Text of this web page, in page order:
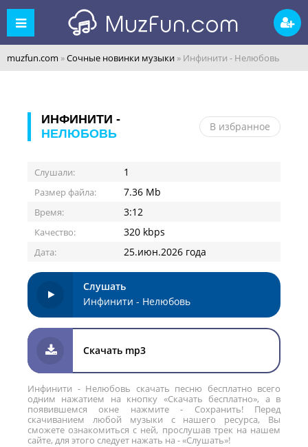
muzfun.com »Сочные новинки музыки » Инфинити - Нелюбовь
ИНФИНИТИ -
НЕЛЮБОВЬ
В избранное
Слушали: 1
Размер файла: 7.36 Mb
Время: 3:12
Качество: 320 kbps
Дата: 25.июн.2026 года
Слушать
Инфинити - Нелюбовь
Скачать mp3
Инфинити - Нелюбовь скачать песню бесплатно всего
одним нажатием на кнопку «Скачать бесплатно», а в
появившемся окне нажмите - Сохранить! Перед
скачиванием любой музыки с нашего ресурса, Вы
сможете ознакомиться с ней, прослушав трек на нашем
сайте, для этого следует нажать на - «Слушать»!